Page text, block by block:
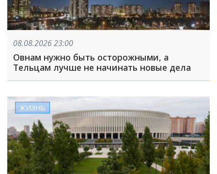
08.08.2026 23:00
Овнам нужно быть осторожными, а
Тельцам лучше не начинать новые дела
ЖИЗНЬ